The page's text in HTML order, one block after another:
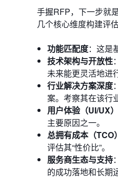
手握RFP，下一步就
几个核心维度构建评估
功能匹配度：这是
技术架构与开放性
未来能更灵活地进
行业解决方案深度
案。考察其在该行
用户体验（UI/UX）
主要原因之一。
总拥有成本（TCO）
评估其“性价比”。
服务商生态与支持
的成功落地和长期